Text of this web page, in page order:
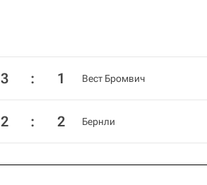
3 : 1 Вест Бромвич
2 : 2 Бернли